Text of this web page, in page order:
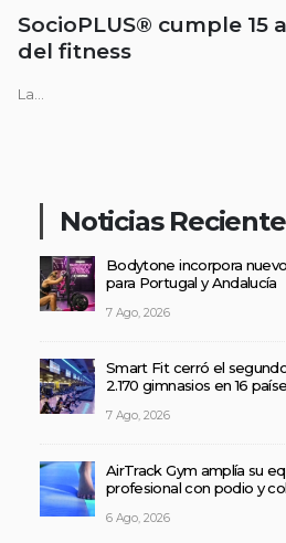
SocioPLUS® cumple 15
del fitness
La...
Noticias
Bodytone incorpora
para Portugal y Andalucía
7 Ago, 2026
Smart Fit cerró el
2.170 gimnasios en 16
7 Ago, 2026
AirTrack Gym amplía su
profesional con podio y
6 Ago, 2026